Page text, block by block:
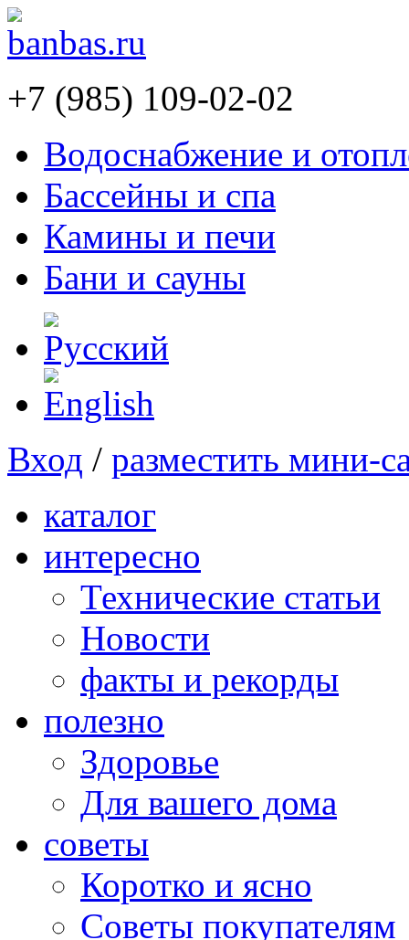
+7 (985) 109-02-02
Водоснабжение и
Бассейны и спа
Камины и печи
Бани и сауны
Вход / разместить мини-
каталог
интересно
Технические статьи
Новости
факты и рекорды
полезно
Здоровье
Для вашего дома
советы
Коротко и ясно
Советы покупателям